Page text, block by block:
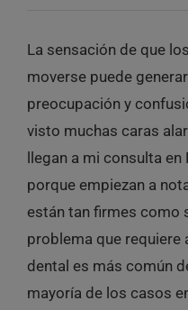
La sensación de que
moverse puede
preocupación y
visto muchas caras
llegan a mi consulta
porque empiezan a
están tan firmes como
problema que requiere
dental es más común
mayoría de los casos